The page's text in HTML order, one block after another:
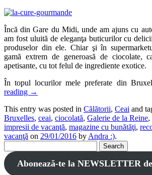
Încă din Gare du Midi, unde am ajuns cu
am fost uluită de eleganţa buticurilor cu
produselor din ele. Chiar şi în
gamă extrem de generoasă de ciocolate,
apetisante, cu tot felul de ingrediente exotice.
În topul locurilor mele preferate din
reading →
This entry was posted in Călătorii, Ceai and
Bruxelles, ceai, ciocolată, Galerie de la Reine,
impresii de vacanţă, magazine cu bunătăţi,
vacanţă on 29/01/2016 by Andra :).
for:
Abonează-te la NEWSLETTER